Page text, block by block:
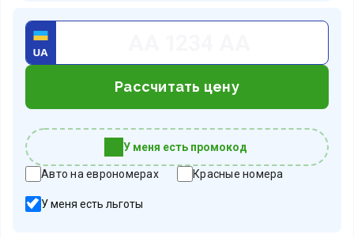
Рассчитать цену
Авто на еврономерах Красные номера
У меня есть льготы
У меня есть промокод